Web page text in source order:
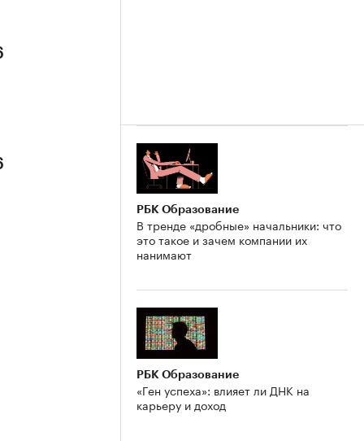
РБК Образование
В тренде «дробные» начальники: что
это такое и зачем компании их
нанимают
РБК Образование
«Ген успеха»: влияет ли ДНК на
карьеру и доход